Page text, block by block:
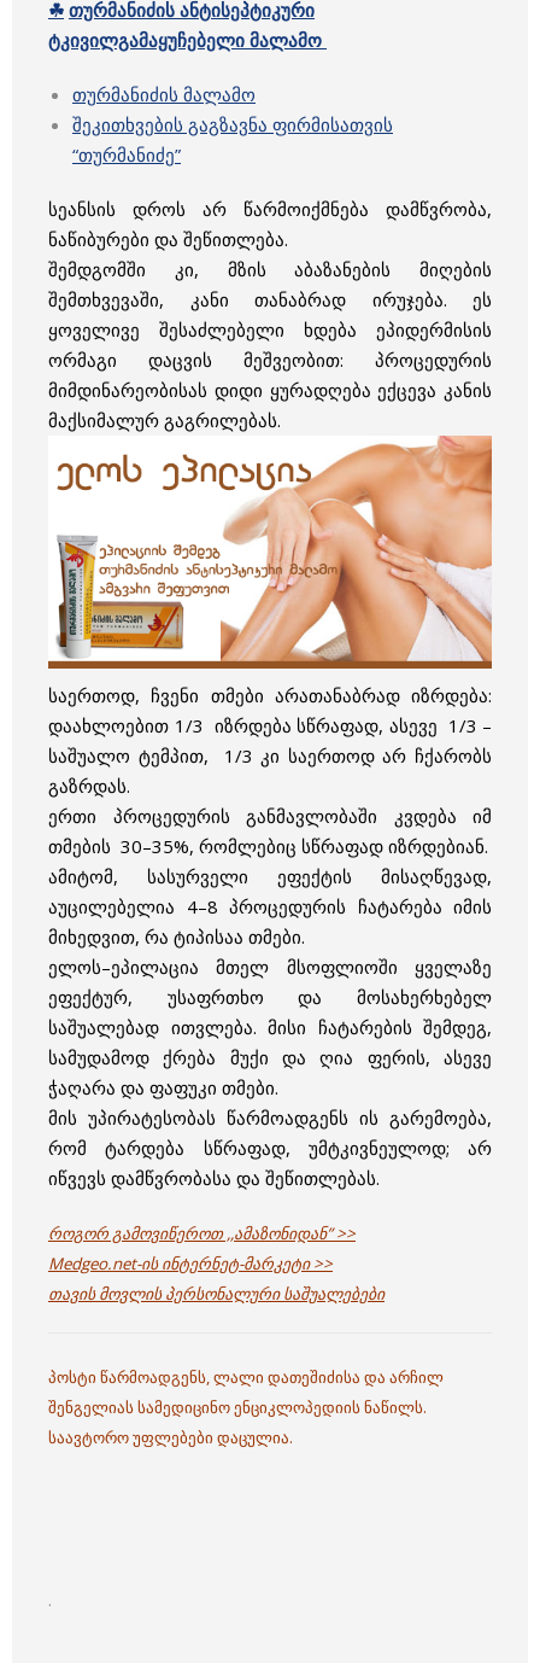
☘ თურმანიძის ანტისეპტიკური
ტკივილგამაყუჩებელი მალამო
თურმანიძის მალამო
შეკითხვების გაგზავნა ფირმისათვის
“თურმანიძე”
სეანსის დროს არ წარმოიქმნება დამწვრობა,
ნაწიბურები და შეწითლება.
შემდგომში კი, მზის აბაზანების მიღების
შემთხვევაში, კანი თანაბრად ირუჯება. ეს
ყოველივე შესაძლებელი ხდება ეპიდერმისის
ორმაგი დაცვის მეშვეობით: პროცედურის
მიმდინარეობისას დიდი ყურადღება ექცევა კანის
მაქსიმალურ გაგრილებას.
საერთოდ, ჩვენი თმები არათანაბრად იზრდება:
დაახლოებით 1/3 იზრდება სწრაფად, ასევე 1/3 –
საშუალო ტემპით, 1/3 კი საერთოდ არ ჩქარობს
გაზრდას.
ერთი პროცედურის განმავლობაში კვდება იმ
თმების 30–35%, რომლებიც სწრაფად იზრდებიან.
ამიტომ, სასურველი ეფექტის მისაღწევად,
აუცილებელია 4–8 პროცედურის ჩატარება იმის
მიხედვით, რა ტიპისაა თმები.
ელოს–ეპილაცია მთელ მსოფლიოში ყველაზე
ეფექტურ, უსაფრთხო და მოსახერხებელ
საშუალებად ითვლება. მისი ჩატარების შემდეგ,
სამუდამოდ ქრება მუქი და ღია ფერის, ასევე
ჭაღარა და ფაფუკი თმები.
მის უპირატესობას წარმოადგენს ის გარემოება,
რომ ტარდება სწრაფად, უმტკივნეულოდ; არ
იწვევს დამწვრობასა და შეწითლებას.
როგორ გამოვიწეროთ ,,ამაზონიდან” >>
Medgeo.net-ის ინტერნეტ-მარკეტი >>
თავის მოვლის პერსონალური საშუალებები
პოსტი წარმოადგენს, ლალი დათეშიძისა და არჩილ
შენგელიას სამედიცინო ენციკლოპედიის ნაწილს.
საავტორო უფლებები დაცულია.
.